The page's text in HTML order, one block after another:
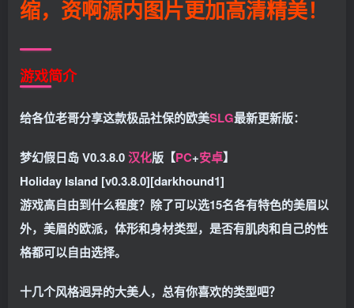
缩，资啊源内图片更加高清精美！
游戏简介
给各位老哥分享这款极品社保的欧美SLG最新更新版：
梦幻假日岛 V0.3.8.0汉化版【PC+安卓】
Holiday Island [v0.3.8.0][darkhound1]
游戏高自由到什么程度？除了可以选15名各有特色的美眉以
外，美眉的欧派，体形和身材类型，是否有肌肉和自己的性
格都可以自由选择。
十几个风格迥异的大美人，总有你喜欢的类型吧？